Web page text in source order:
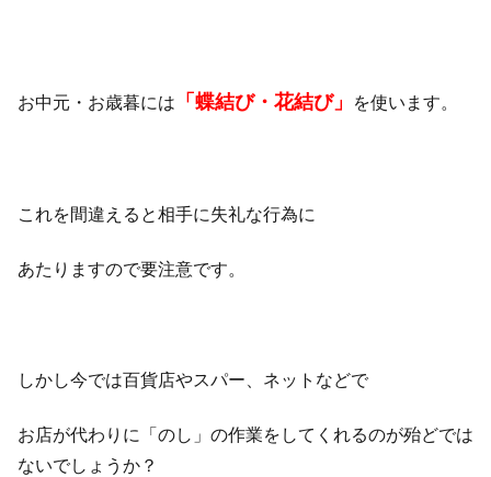
お中元・お歳暮には 「蝶結び・花結び」 を使います。
これを間違えると相手に失礼な行為に
あたりますので要注意です。
しかし今では百貨店やスパー、ネットなどで
お店が代わりに「のし」の作業をしてくれるのが殆どでは
ないでしょうか？